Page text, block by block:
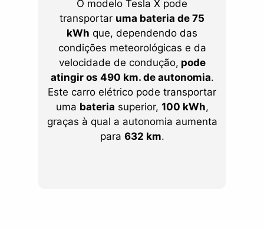
O modelo Tesla X pode
transportar uma bateria de 75
kWh que, dependendo das
condições meteorológicas e da
velocidade de condução, pode
atingir os 490 km. de autonomia.
Este carro elétrico pode transportar
uma bateria superior, 100 kWh,
graças à qual a autonomia aumenta
para 632 km.